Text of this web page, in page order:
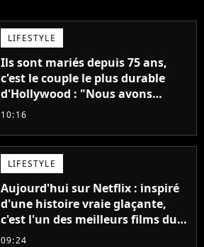
LIFESTYLE
Ils sont mariés depuis 75 ans,
c'est le couple le plus durable
d'Hollywood : "Nous avons
avancé jour après jour, et les
décennies"
10:16
LIFESTYLE
Aujourd'hui sur Netflix : inspiré
d'une histoire vraie glaçante,
c'est l'un des meilleurs films du
21ème siècle
09:24